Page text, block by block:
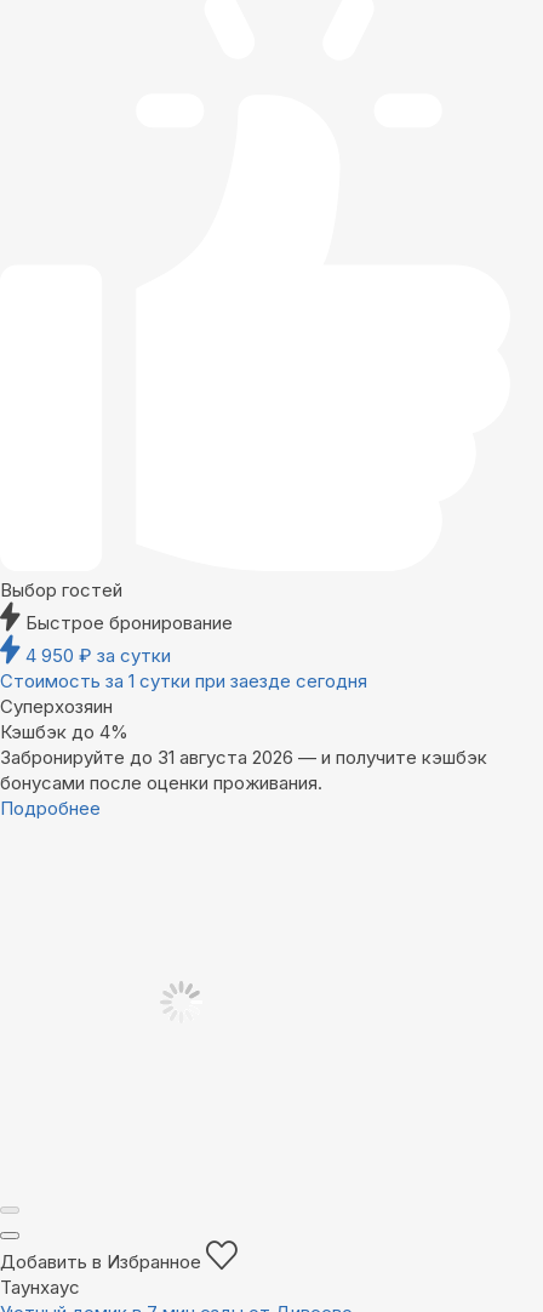
Выбор гостей
Быстрое бронирование
4 950 ₽ за сутки
Стоимость за 1 сутки при заезде сегодня
Суперхозяин
Кэшбэк до 4%
Забронируйте до 31 августа 2026 — и получите кэшбэк
бонусами после оценки проживания.
Подробнее
Добавить в Избранное
Таунхаус